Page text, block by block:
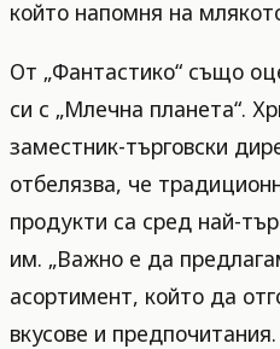
който напомня на
От „Фантастико“ също
си с „Млечна планета“.
заместник-търговски
отбелязва, че
продукти са сред най-
им. „Важно е да
асортимент, който да
вкусове и